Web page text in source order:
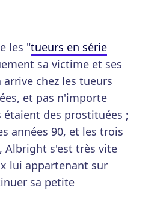
les "tueurs en série
sa victime et ses
chez les tueurs
et pas n'importe
étaient des prostituées ;
années 90, et les trois
Albright s'est très vite
lui appartenant sur
sa petite